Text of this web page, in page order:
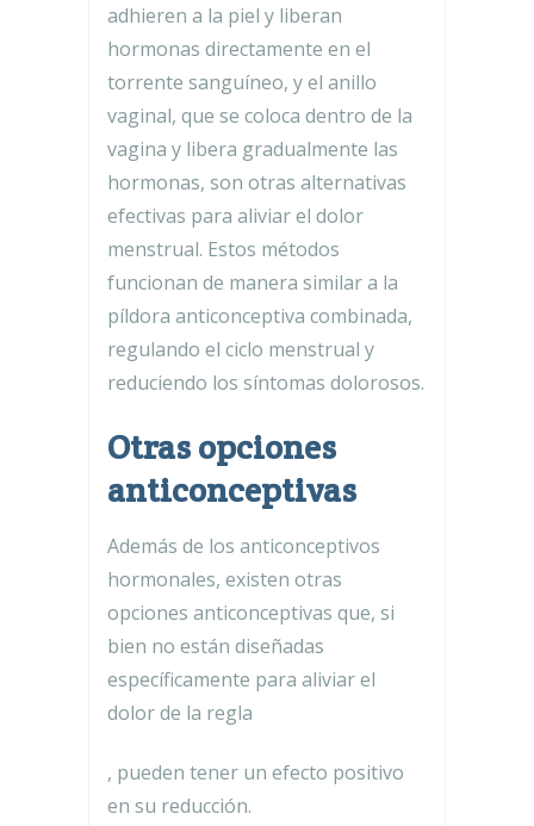
adhieren a la piel y liberan
hormonas directamente en el
torrente sanguíneo, y el anillo
vaginal, que se coloca dentro de la
vagina y libera gradualmente las
hormonas, son otras alternativas
efectivas para aliviar el dolor
menstrual. Estos métodos
funcionan de manera similar a la
píldora anticonceptiva combinada,
regulando el ciclo menstrual y
reduciendo los síntomas dolorosos.
Otras opciones
anticonceptivas
Además de los anticonceptivos
hormonales, existen otras
opciones anticonceptivas que, si
bien no están diseñadas
específicamente para aliviar el
dolor de la regla
, pueden tener un efecto positivo
en su reducción.